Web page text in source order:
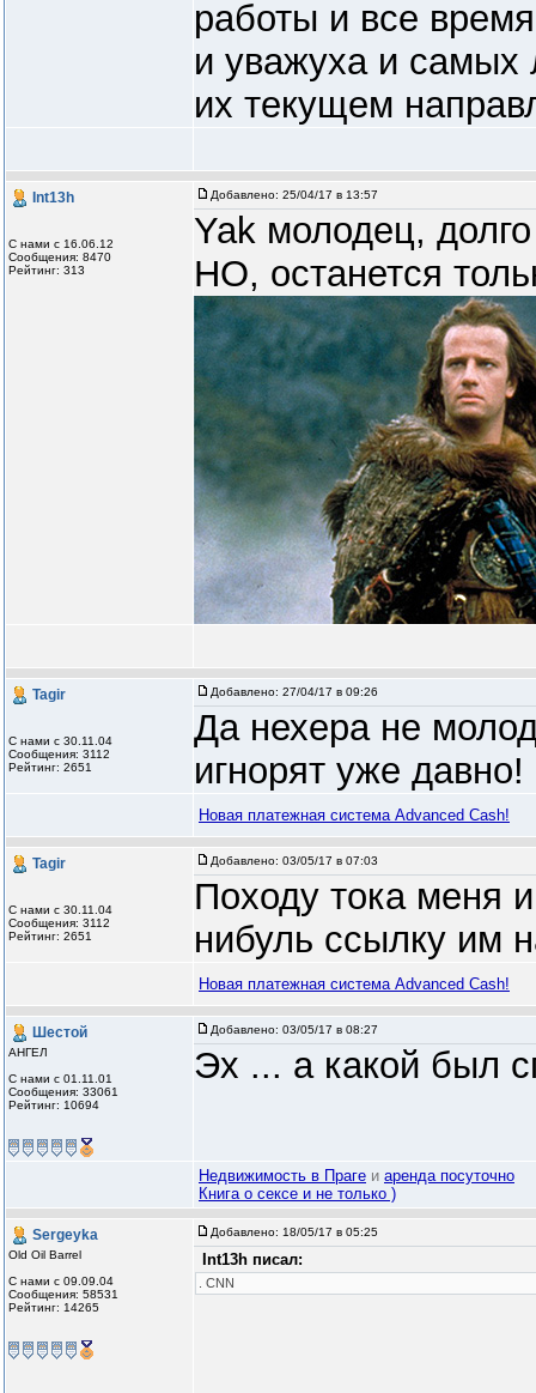
работы и все
и уважуха и
их текущем
Int13h
С нами с 16.06.12
Сообщения: 8470
Рейтинг: 313
Добавлено: 25/04/17 в 13:57
Yak молодец,
НО, останется
Tagir
С нами с 30.11.04
Сообщения: 3112
Рейтинг: 2651
Добавлено: 27/04/17 в 09:26
Да нехера не
игнорят уже давно!
Новая платежная система Advanced Cash!
Tagir
С нами с 30.11.04
Сообщения: 3112
Рейтинг: 2651
Добавлено: 03/05/17 в 07:03
Походу тока меня
нибуль ссылку им
Новая платежная система Advanced Cash!
Шестой
АНГЕЛ
С нами с 01.11.01
Сообщения: 33061
Рейтинг: 10694
Добавлено: 03/05/17 в 08:27
Эх ... а какой был
Недвижимость в Праге и аренда посуточно
Книга о сексе и не только )
Sergeyka
Old Oil Barrel
С нами с 09.09.04
Сообщения: 58531
Рейтинг: 14265
Добавлено: 18/05/17 в 05:25
Int13h писал:
. CNN